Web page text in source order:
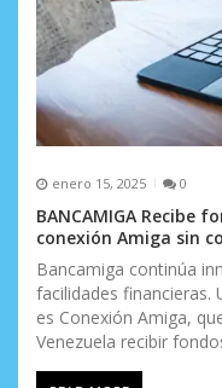
a
d
a
s
enero 15, 2025 0
BANCAMIGA Recibe
conexión Amiga sin
Bancamiga continúa
facilidades financieras.
es Conexión Amiga,
Venezuela recibir